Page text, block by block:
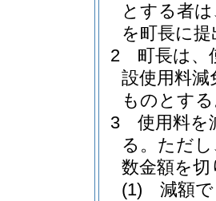
とする者
を町長に
2
町長は、
設使用料減
ものとす
3
使用料を
る。 ただ
数金額を
(1)
減額